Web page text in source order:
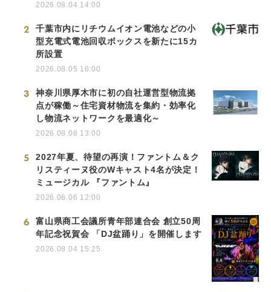
2026.08.04 14:00
2
千葉市内にリチウムイオン電池などの小
型充電式電池回収ボックスを新たに15カ
所設置
2026.08.05 16:00
3
神奈川県厚木市に初の自社運営型物流拠
点が稼働～住宅資材物流を集約・効率化
し物流ネットワークを最適化～
2026.08.06 13:00
5
2027年夏、待望の再演！ファントム＆ク
リスティーヌ役のWキャスト4名が決定！
ミュージカル 『ファントム』
2026.08.06 12:00
6
富山県商工会議所青年部連合会 創立50周
年記念祝賀会 「DJ盆踊り」を開催します
2026.08.04 15:25